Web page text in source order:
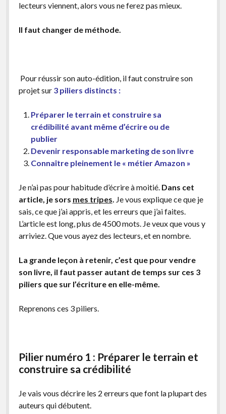
lecteurs viennent, alors vous ne ferez pas mieux.
Il faut changer de méthode.
Pour réussir son auto-édition, il faut construire son
projet sur 3 piliers distincts :
Préparer le terrain et construire sa
crédibilité avant même d’écrire ou de
publier
Devenir responsable marketing de son livre
Connaître pleinement le « métier Amazon »
Je n’ai pas pour habitude d’écrire à moitié. Dans cet
article, je sors mes tripes. Je vous explique ce que je
sais, ce que j’ai appris, et les erreurs que j’ai faites.
L’article est long, plus de 4500 mots. Je veux que vous y
arriviez. Que vous ayez des lecteurs, et en nombre.
La grande leçon à retenir, c’est que pour vendre
son livre, il faut passer autant de temps sur ces 3
piliers que sur l’écriture en elle-même.
Reprenons ces 3 piliers.
Pilier numéro 1 : Préparer le terrain et
construire sa crédibilité
Je vais vous décrire les 2 erreurs que font la plupart des
auteurs qui débutent.